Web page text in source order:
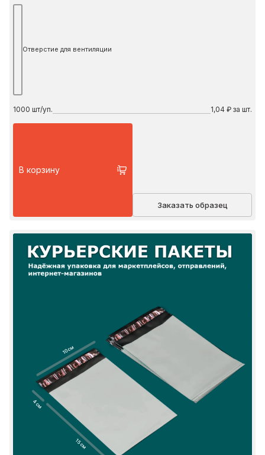
Отверстие для вентиляции
1000 шт/уп. 1,04 ₽ за шт.
В корзину
Заказать образец
10 см
4 см
15 см